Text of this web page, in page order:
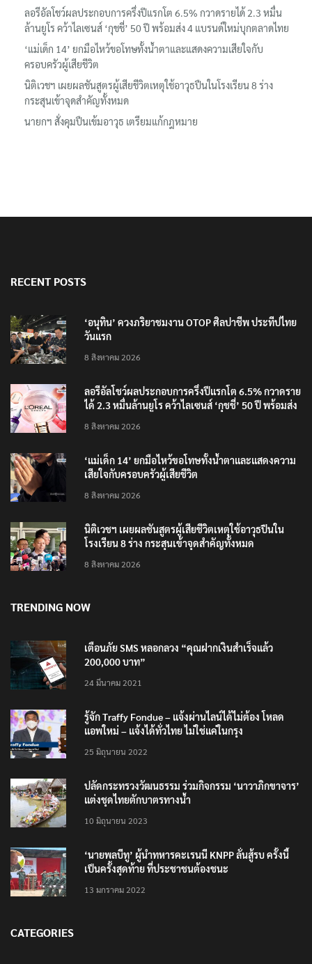
ลอรีอัลโชว์ผลประกอบการครึ่งปีแรกโต 6.5% กวาดรายได้ 2.3 หมื่น
ล้านยูโร คว้าไลเซนส์ ‘กุชชี่’ 50 ปี พร้อมส่ง 4 แบรนด์ใหม่บุกตลาดไทย
‘แม่เด็ก 14’ ยกมือไหว้ขอโทษทั้งน้ำตาและแสดงความเสียใจกับ
ครอบครัวผู้เสียชีวิต
นิติเวชฯ เผยผลชันสูตรผู้เสียชีวิตเหตุใช้อาวุธปืนในโรงเรียน 8 ร่าง
กระสุนเข้าจุดสำคัญทั้งหมด
นายกฯ สั่งคุมปืนเข้มอาวุธ เตรียมแก้กฎหมาย
RECENT POSTS
‘อนุทิน’ ควงภริยาชมงาน OTOP ศิลปาชีพ ประทีปไทย
วันแรก
8 สิงหาคม 2026
ลอรีอัลโชว์ผลประกอบการครึ่งปีแรกโต 6.5% กวาดราย
ได้ 2.3 หมื่นล้านยูโร คว้าไลเซนส์ ‘กุชชี่’ 50 ปี พร้อมส่ง
8 สิงหาคม 2026
‘แม่เด็ก 14’ ยกมือไหว้ขอโทษทั้งน้ำตาและแสดงความ
เสียใจกับครอบครัวผู้เสียชีวิต
8 สิงหาคม 2026
นิติเวชฯ เผยผลชันสูตรผู้เสียชีวิตเหตุใช้อาวุธปืนใน
โรงเรียน 8 ร่าง กระสุนเข้าจุดสำคัญทั้งหมด
8 สิงหาคม 2026
TRENDING NOW
เตือนภัย SMS หลอกลวง “คุณฝากเงินสำเร็จแล้ว
200,000 บาท”
24 มีนาคม 2021
รู้จัก Traffy Fondue – แจ้งผ่านไลน์ได้ไม่ต้อง โหลด
แอพใหม่ – แจ้งได้ทั่วไทย ไม่ใช่แค่ในกรุง
25 มิถุนายน 2022
ปลัดกระทรวงวัฒนธรรม ร่วมกิจกรรม ‘นาวาภิกขาจาร’
แต่งชุดไทยตักบาตรทางน้ำ
10 มิถุนายน 2023
‘นายพลบีทู’ ผู้นำทหารคะเรนนี KNPP ลั่นสู้รบ ครั้งนี้
เป็นครั้งสุดท้าย ที่ประชาชนต้องชนะ
13 มกราคม 2022
CATEGORIES